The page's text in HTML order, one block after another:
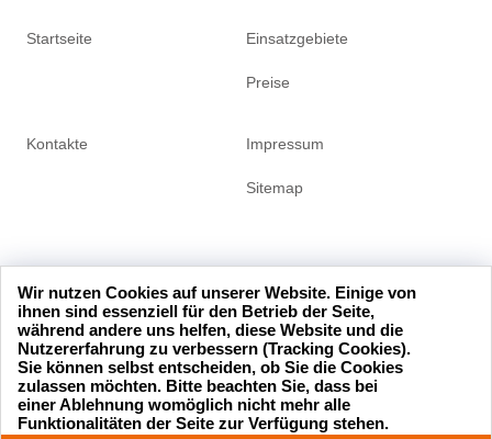
Startseite Einsatzgebiete
Preise
Kontakte Impressum
Sitemap
© 2026 123-schluesseldienst.de
24 Stunden am Tag
Wir nutzen Cookies auf unserer Website. Einige von
ihnen sind essenziell für den Betrieb der Seite,
während andere uns helfen, diese Website und die
Nutzererfahrung zu verbessern (Tracking Cookies).
Sie können selbst entscheiden, ob Sie die Cookies
zulassen möchten. Bitte beachten Sie, dass bei
einer Ablehnung womöglich nicht mehr alle
Funktionalitäten der Seite zur Verfügung stehen.